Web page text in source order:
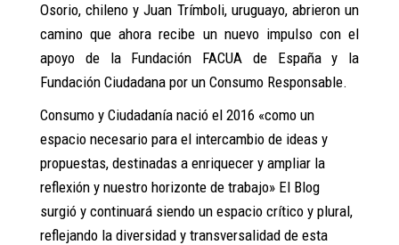
Osorio, chileno y Juan Trímboli, uruguayo, abrieron un
camino que ahora recibe un nuevo impulso con el
apoyo de la Fundación FACUA de España y la
Fundación Ciudadana por un Consumo Responsable.
Consumo y Ciudadanía nació el 2016 «como un
espacio necesario para el intercambio de ideas y
propuestas, destinadas a enriquecer y ampliar la
reflexión y nuestro horizonte de trabajo» El Blog
surgió y continuará siendo un espacio crítico y plural,
reflejando la diversidad y transversalidad de esta